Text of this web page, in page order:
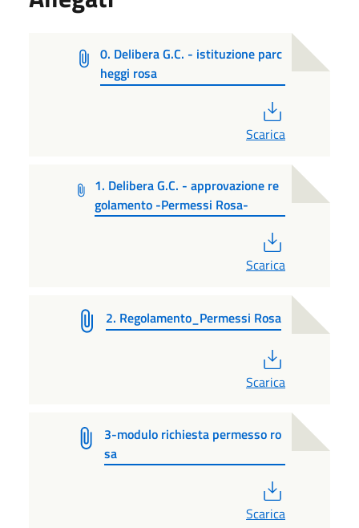
0. Delibera G.C. - istituzione parc
heggi rosa
Scarica
1. Delibera G.C. - approvazione re
golamento -Permessi Rosa-
Scarica
2. Regolamento_Permessi Rosa
Scarica
3-modulo richiesta permesso ro
sa
Scarica